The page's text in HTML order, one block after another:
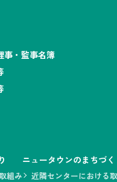
事・監事名簿
組み
ニュータウンのまちづく
近隣センターにおける